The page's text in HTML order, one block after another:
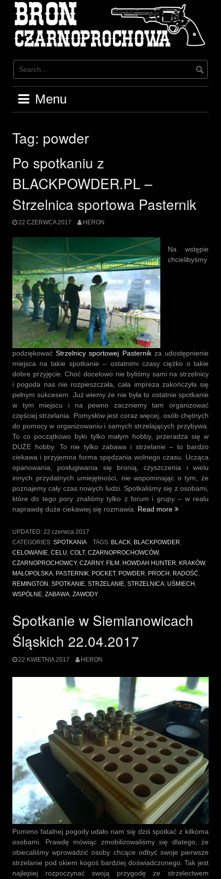
content
Menu
Tag: powder
Po spotkaniu z
BLACKPOWDER.PL –
Strzelnica sportowa Pasternik
22 CZERWCA 2017 HERON
Na wstępie
chcielibyśmy
podziękowaćStrzelnicy sportowej Pasternikza udostępnienie
miejsca na takie spotkanie – ostatnimi czasy ciężko o takie
dobre przyjęcie. Choć docelowo nie byliśmy sami na strzelnicy
i pogoda nas nie rozpieszczała, cała impreza zakończyła się
pełnym sukcesem. Już wiemy że nie była to ostatnie spotkanie
w tym miejscu i na pewno zaczniemy tam organizować
częściej strzelania. Pomysłów jest coraz więcej, osób chętnych
do pomocy w organizowaniu i samych strzelających przybywa.
To co początkowo było tylko małym hobby, przeradza się w
DUŻE hobby. To nie tylko zabawa i strzelanie – to bardzo
ciekawa i przyjemna forma spędzania wolnego czasu. Ucząca
opanowania, posługiwania się bronią, czyszczenia i wielu
innych przydatnych umiejętności, nie wspominając o tym, że
poznajemy cały czas nowych ludzi. Spotkaliśmy się z osobami,
które do tego pory znaliśmy tylko z forum i grupy – w realu
naprawdę duże ciekawiej się rozmawia. Read more „Po
Strzelnica
sportowa
Pasternik”
UPDATED: 22 czerwca 2017
CATEGORIES: SPOTKANIA TAGS: BLACK, BLACKPOWDER,
CELOWANIE, CELU, COLT, CZARNOPROCHOWCÓW,
CZARNOPROCHOWCY, CZARNY, FILM , HOWDAH HUNTER, KRAKÓW,
MAŁOPOLSKA, PASTERNIK, POCKET, POWDER, PROCH , RADOŚĆ,
REMINGTON , SPOTKANIE, STRZELANIE, STRZELNICA, UŚMIECH ,
WSPÓLNE, ZABAWA, ZAWODY
Spotkanie w Siemianowicach
Śląskich 22.04.2017
22 KWIETNIA 2017 HERON
Pomimo fatalnej pogody udało nam się dziś spotkać z kilkoma
osobami. Prawdę mówiąc zmobilizowaliśmy się dlatego, że
obiecaliśmy wprowadzić osoby chcące odbyć swoje pierwsze
strzelanie pod okiem kogoś bardziej doświadczonego. Tak jest
najlepiej rozpoczynać swoją przygodę ze strzelectwem